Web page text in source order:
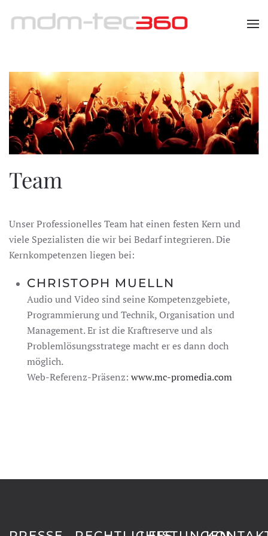
Zum Hauptinhalt springen
Team
Unser Professionelles Team hat einen festen Kern und
viele Spezialisten die wir bei Bedarf integrieren. Die
Kernkompetenzen liegen bei:
CHRISTOPH MUELLN
Audio und Video sind seine Kompetenzgebiete,
Programmierung und Technik, Organisation und
Management. Er ist die Kraftreserve und als
Problemlösungsstratege macht er es dann doch
möglich.
Web-Referenz-Präsenz: www.mc-promedia.com